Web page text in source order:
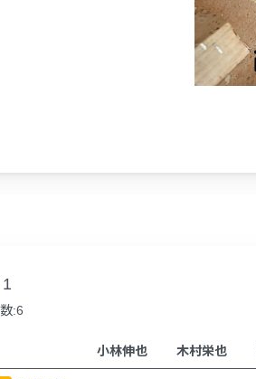
:6
小林伸也 木村栄也